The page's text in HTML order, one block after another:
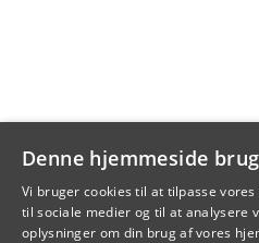
Denne hjemmeside
Vi bruger cookies til at tilpasse
til sociale medier og til at analysere
oplysninger om din brug af vores